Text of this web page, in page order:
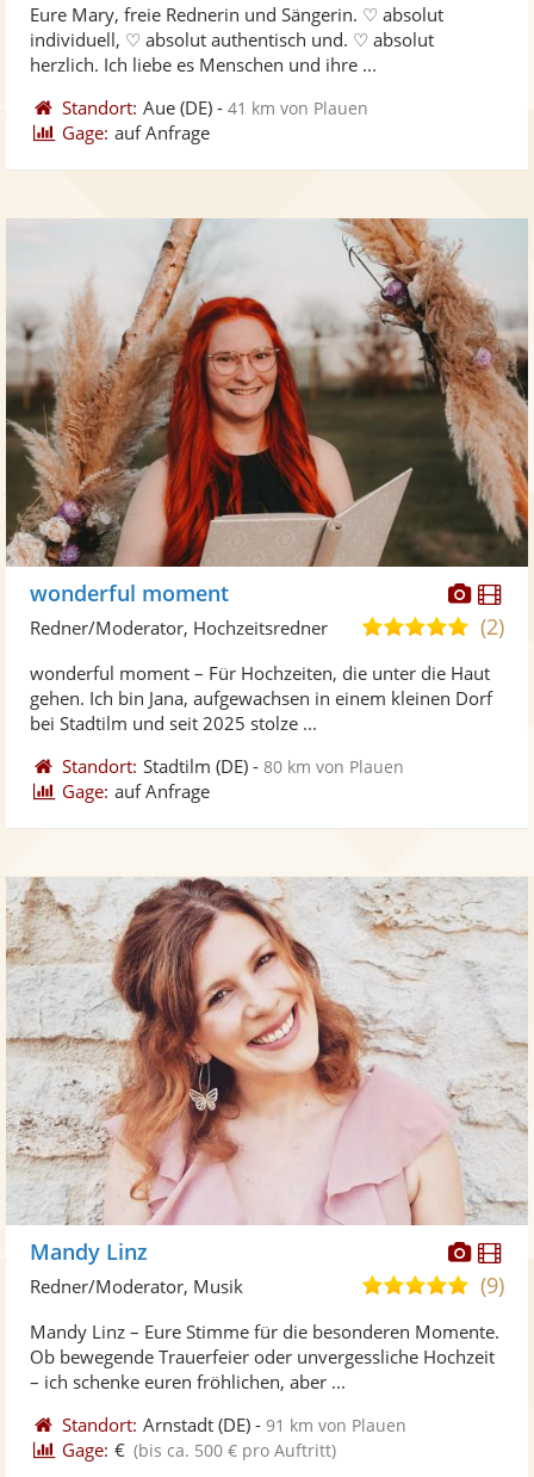
Eure Mary, freie Rednerin und Sängerin. ♡ absolut
individuell, ♡ absolut authentisch und. ♡ absolut
herzlich. Ich liebe es Menschen und ihre ...
Standort: Aue (DE) -41 km von Plauen
Gage: auf Anfrage
Fotos
wonderful moment
5,0
5
(2)
Redner/Moderator, Hochzeitsredner
wonderful moment – Für Hochzeiten, die unter die Haut
gehen. Ich bin Jana, aufgewachsen in einem kleinen Dorf
bei Stadtilm und seit 2025 stolze ...
Standort: Stadtilm (DE) -80 km von Plauen
Gage: auf Anfrage
Fotos
Mandy Linz
4,9
5
(9)
Redner/Moderator, Musik
Mandy Linz – Eure Stimme für die besonderen Momente.
Ob bewegende Trauerfeier oder unvergessliche Hochzeit
– ich schenke euren fröhlichen, aber ...
Standort: Arnstadt (DE) -91 km von Plauen
Gage: € (bis ca. 500 € pro Auftritt)